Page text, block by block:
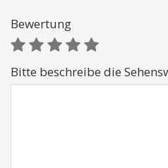
Bewertung
Bitte beschreibe die